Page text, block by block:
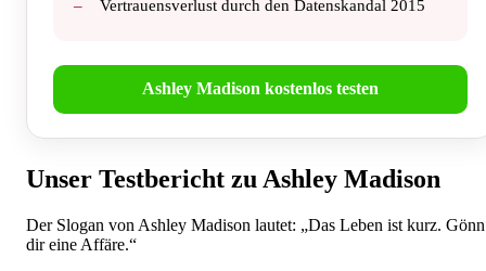
Vertrauensverlust durch den Datenskandal 2015
Ashley Madison kostenlos testen
Unser Testbericht zu Ashley Madison
Der Slogan von Ashley Madison lautet: „Das Leben ist kurz.
dir eine Affäre.“